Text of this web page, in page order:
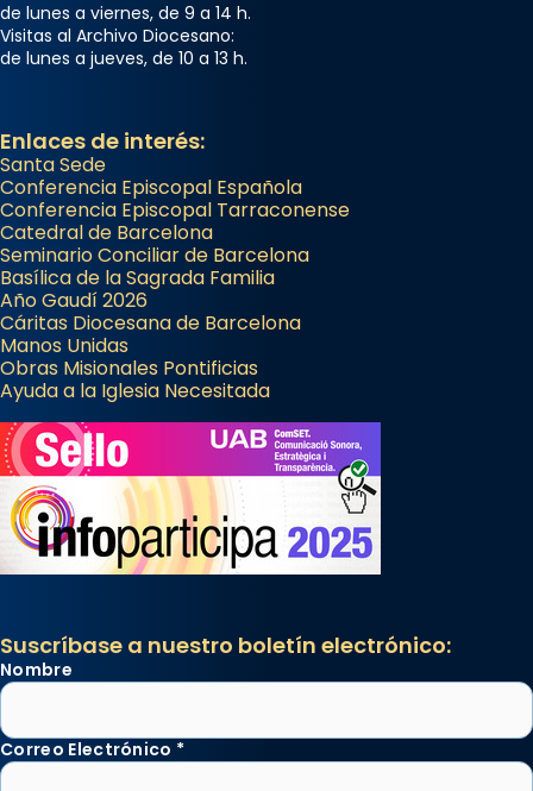
de lunes a viernes, de 9 a 14 h.
Visitas al Archivo Diocesano:
de lunes a jueves, de 10 a 13 h.
Enlaces de interés:
Santa Sede
Conferencia Episcopal Española
Conferencia Episcopal Tarraconense
Catedral de Barcelona
Seminario Conciliar de Barcelona
Basílica de la Sagrada Familia
Año Gaudí 2026
Cáritas Diocesana de Barcelona
Manos Unidas
Obras Misionales Pontificias
Ayuda a la Iglesia Necesitada
Suscríbase a nuestro boletín electrónico:
Nombre
Correo Electrónico *